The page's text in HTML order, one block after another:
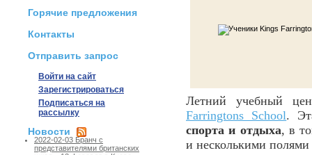
Горячие предложения
Контакты
Отправить запрос
Войти на сайт
Зарегистрироваться
Подписаться на
рассылку
Новости
2022-02-03 Бранч с
представителями британских
Летний учебный
Farringtons School.
спорта и отдыха, в
и несколькими